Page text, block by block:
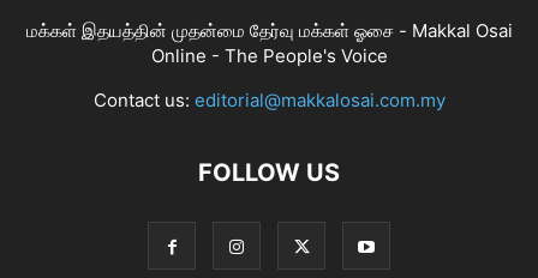
மக்கள் இதயத்தின் முதன்மை தேர்வு மக்கள் ஓசை - Makkal Osai
Online - The People's Voice
Contact us: editorial@makkalosai.com.my
FOLLOW US